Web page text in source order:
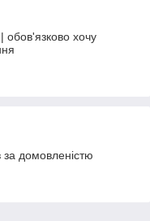
хочу
домовленістю